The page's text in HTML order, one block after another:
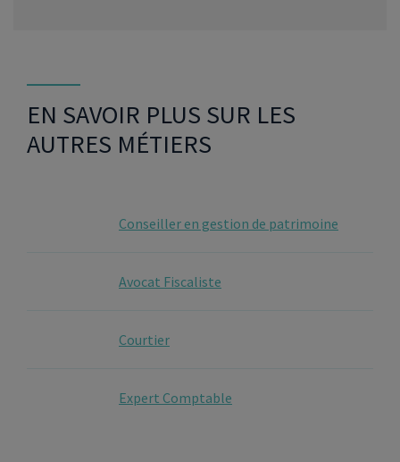
EN SAVOIR PLUS SUR LES
AUTRES MÉTIERS
Conseiller en gestion de patrimoine
Avocat Fiscaliste
Courtier
Expert Comptable